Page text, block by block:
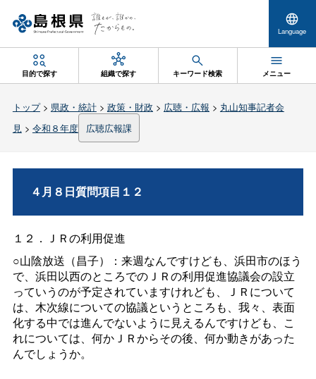
Language
目的で探す 組織で探す キーワード検索 メニュー
トップ> 県政・統計> 政策・財政 > 広聴・広報 > 丸山知事記者会
見> 令和８年度 広聴広報課
４月８日質問項目１２
１２．ＪＲの利用促進
○山陰放送（昌子）：来週なんですけども、浜田市のほう
で、浜田以西のところでのＪＲの利用促進協議会の設立
っていうのが予定されていますけれども、ＪＲについて
は、木次線についての協議というところも、我々、表面
化する中では進んでないように見えるんですけども、こ
れについては、何かＪＲからその後、何か動きがあった
んでしょうか。